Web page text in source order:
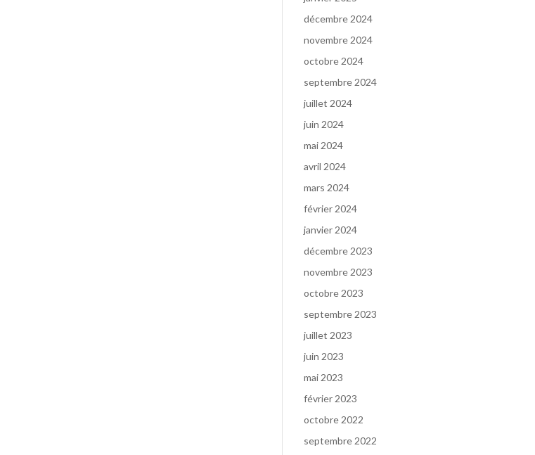
décembre 2024
novembre 2024
octobre 2024
septembre 2024
juillet 2024
juin 2024
mai 2024
avril 2024
mars 2024
février 2024
janvier 2024
décembre 2023
novembre 2023
octobre 2023
septembre 2023
juillet 2023
juin 2023
mai 2023
février 2023
octobre 2022
septembre 2022